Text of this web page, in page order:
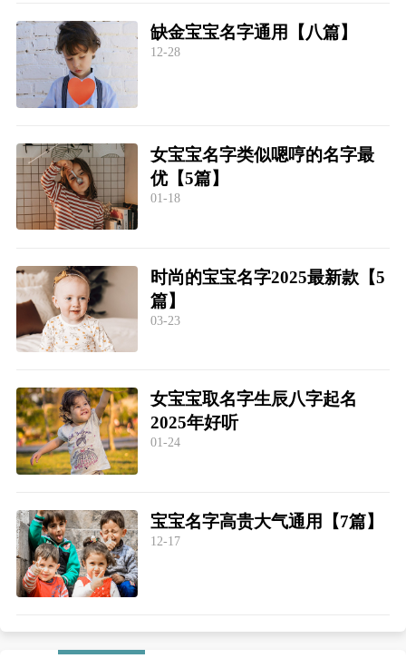
缺金宝宝名字通用【八篇】
12-28
女宝宝名字类似嗯哼的名字最
优【5篇】
01-18
时尚的宝宝名字2025最新款【5
篇】
03-23
女宝宝取名字生辰八字起名
2025年好听
01-24
宝宝名字高贵大气通用【7篇】
12-17